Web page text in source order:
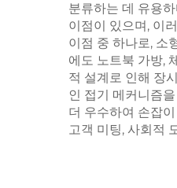
분류하는 데 유용
이점이 있으며, 이
이점 중 하나로, 소
에도 노트북 가방,
적 설계로 인해 장
인 접기 메커니즘
더 우수하여 손잡
고객 미팅, 사회적